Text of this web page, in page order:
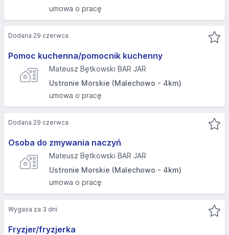
umowa o pracę
Pomoc kuchenna/pomocnik kuchenny
Mateusz Bętkowski BAR JAR
Ustronie Morskie (Malechowo - 4km)
umowa o pracę
Dodana 29 czerwca
Osoba do zmywania naczyń
Mateusz Bętkowski BAR JAR
Ustronie Morskie (Malechowo - 4km)
umowa o pracę
Dodana 29 czerwca
Fryzjer/fryzjerka
Wygasa za 3 dni